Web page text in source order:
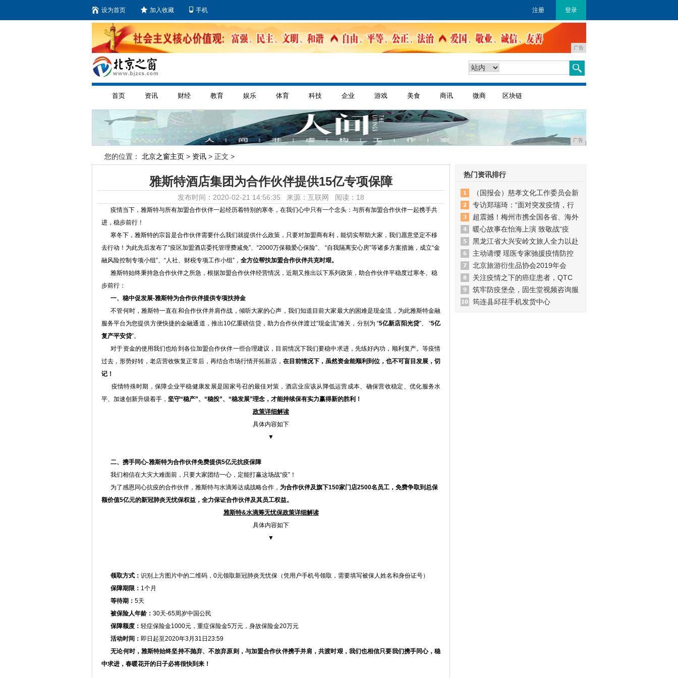
设为首页 加入收藏 手机 注册 登录
广告
首页 资讯 财经 教育 娱乐 体育 科技 企业 游戏 美食 商讯 微商 区块链
广告
您的位置： 北京之窗主页 > 资讯 > 正文 >
雅斯特酒店集团为合作伙伴提供15亿专项保障
发布时间：2020-02-21 14:56:35 来源：互联网 阅读：18
疫情当下，雅斯特与所有加盟合作伙伴一起经历着特别的寒冬，在我们心中只有一个念头：与所有加盟合作伙伴一起携手共
进，稳步前行！
寒冬下，雅斯特的宗旨是合作伙伴需要什么我们就提供什么政策，只要对加盟商有利，能切实帮助大家，我们愿意坚定不移
去行动！为此先后发布了“疫区加盟酒店委托管理费减免”、“2000万保额爱心保险”、 “自我隔离安心房”等诸多方案措施，成立“金
融风险控制专项小组”、“人社、财税专项工作小组”， 全方位帮扶加盟合作伙伴共克时艰。
雅斯特始终秉持急合作伙伴之所急，根据加盟合作伙伴经营情况，近期又推出以下系列政策，助合作伙伴平稳度过寒冬、稳
步前行：
一、稳中促发展-雅斯特为合作伙伴提供专项扶持金
不管何时，雅斯特一直在和合作伙伴并肩作战，倾听大家的心声，我们知道目前大家最大的困难是现金流，为此雅斯特金融
服务平台为您提供方便快捷的金融通道，推出10亿重磅信贷，助力合作伙伴渡过“现金流”难关，分别为 “5亿新店阳光贷”、 “5亿
复产平安贷”。
对于资金的使用我们也给到各位加盟合作伙伴一些合理建议，目前情况下我们要稳中求进，先练好内功，顺利复产。等疫情
过去，形势好转，老店营收恢复正常后，再结合市场行情开拓新店，在目前情况下，虽然资金能顺利到位，也不可盲目发展，切
记！
疫情特殊时期，保障企业平稳健康发展是国家号召的最佳对策，酒店业应该从降低运营成本、确保营收稳定、优化服务水
平、加速创新升级着手， 坚守“稳产”、“稳投”、“稳发展”理念，才能持续保有实力赢得新的胜利！
政策详细解读
具体内容如下
▼
二、携手同心-雅斯特为合作伙伴免费提供5亿元抗疫保障
我们相信在大灾大难面前，只要大家团结一心，定能打赢这场战“疫”！
为了感恩同心抗疫的合作伙伴，雅斯特与水滴筹达成战略合作， 为合作伙伴及旗下150家门店2500名员工，免费争取到总保
额价值5亿元的新冠肺炎无忧保权益，全力保证合作伙伴及其员工权益。
雅斯特&水滴筹无忧保政策详细解读
具体内容如下
▼
领取方式： 识别上方图片中的二维码，0元领取新冠肺炎无忧保（凭用户手机号领取，需要填写被保人姓名和身份证号）
保障期限： 1个月
等待期： 5天
被保险人年龄： 30天-65周岁中国公民
保障额度： 轻症保险金1000元，重症保险金5万元，身故保险金20万元
活动时间： 即日起至2020年3月31日23:59
无论何时，雅斯特始终坚持不抛弃、不放弃原则，与加盟合作伙伴携手并肩，共渡时艰，我们也相信只要我们携手同心，稳
中求进，春暖花开的日子必将很快到来！
热门资讯排行
（国报会）慈孝文化工作委员会新
专访郑瑞琦：“面对突发疫情，行
超震撼！梅州市携全国各省、海外
暖心故事在怡海上演 致敬战“疫
黑龙江省大兴安岭文旅人全力以赴
主动请缨 瑶医专家驰援疫情防控
北京旅游衍生品协会2019年会
关注疫情之下的癌症患者，QTC
筑牢防疫堡垒，固生堂视频咨询服
筠连县邱荏手机发货中心